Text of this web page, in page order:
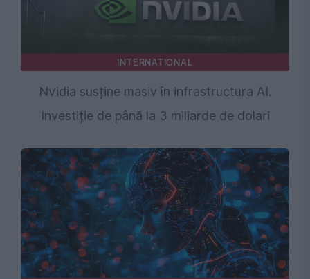
INTERNATIONAL
Nvidia susține masiv în infrastructura AI.
Investiție de până la 3 miliarde de dolari